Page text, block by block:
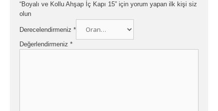
“Boyalı ve Kollu Ahşap İç Kapı 15” için yorum yapan ilk kişi siz
olun
Derecelendirmeniz *
Değerlendirmeniz *